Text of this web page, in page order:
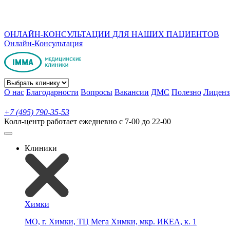
ОНЛАЙН-КОНСУЛЬТАЦИИ ДЛЯ НАШИХ ПАЦИЕНТОВ
Онлайн-Консультация
О нас Благодарности Вопросы Вакансии ДМС Полезно
+7 (495) 790-35-53
Колл-центр работает ежедневно с 7-00 до 22-00
Клиники
Химки
МО, г. Химки, ТЦ Мега Химки, мкр. ИКЕА, к. 1